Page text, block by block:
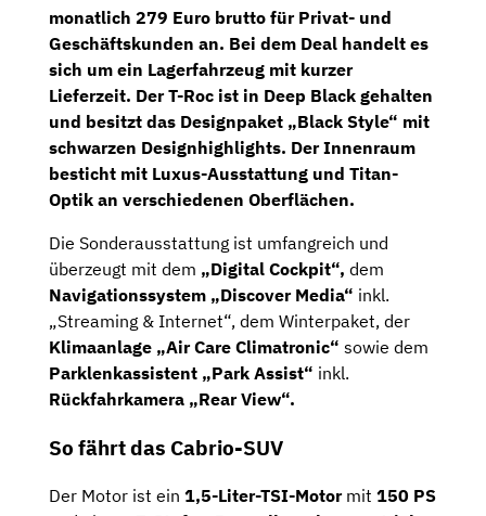
monatlich 279 Euro brutto für Privat- und
Geschäftskunden an. Bei dem Deal handelt es
sich um ein Lagerfahrzeug mit kurzer
Lieferzeit. Der T-Roc ist in Deep Black gehalten
und besitzt das Designpaket „Black Style“ mit
schwarzen Designhighlights. Der Innenraum
besticht mit Luxus-Ausstattung und Titan-
Optik an verschiedenen Oberflächen.
Die Sonderausstattung ist umfangreich und
überzeugt mit dem „Digital Cockpit“, dem
Navigationssystem „Discover Media“ inkl.
„Streaming & Internet“, dem Winterpaket, der
Klimaanlage „Air Care Climatronic“ sowie dem
Parklenkassistent „Park Assist“ inkl.
Rückfahrkamera „Rear View“.
So fährt das Cabrio-SUV
Der Motor ist ein 1,5-Liter-TSI-Motormit 150 PS